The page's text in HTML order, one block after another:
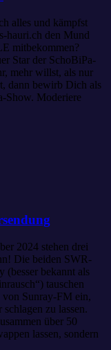
alles und kämpfst
hauri.ch den Mund
mitbekommen?
Star der SchoBiPa-
mehr willst, als nur
dann bewirb Dich als
Show. Moderiere
2024 stehen drei
Die beiden SWR-
(besser bekannt als
tauschen
von Sunray-FM ein,
zu lassen.
über 50
lassen, sondern